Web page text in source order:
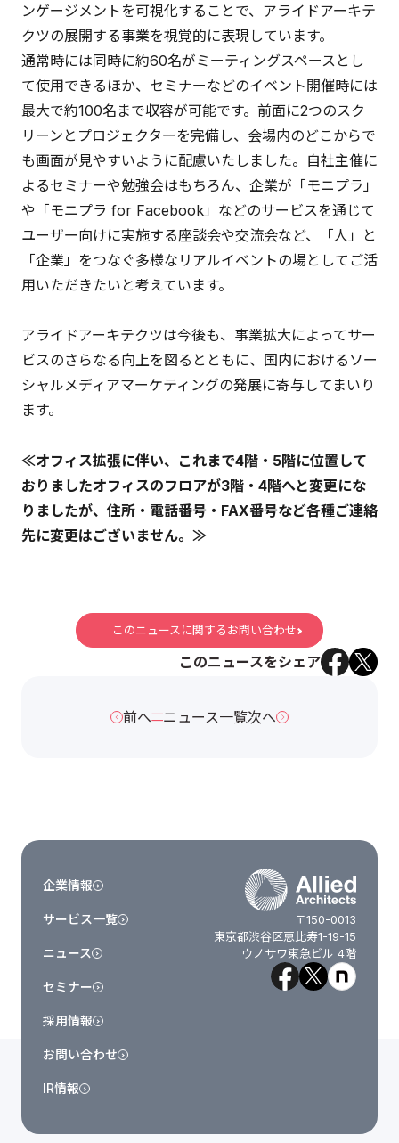
ンゲージメントを可視化することで、アライドアーキテ
クツの展開する事業を視覚的に表現しています。
通常時には同時に約60名がミーティングスペースとし
て使用できるほか、セミナーなどのイベント開催時には
最大で約100名まで収容が可能です。前面に2つのスク
リーンとプロジェクターを完備し、会場内のどこからで
も画面が見やすいように配慮いたしました。自社主催に
よるセミナーや勉強会はもちろん、企業が「モニプラ」
や「モニプラ for Facebook」などのサービスを通じて
ユーザー向けに実施する座談会や交流会など、「人」と
「企業」をつなぐ多様なリアルイベントの場としてご活
用いただきたいと考えています。
アライドアーキテクツは今後も、事業拡大によってサー
ビスのさらなる向上を図るとともに、国内におけるソー
シャルメディアマーケティングの発展に寄与してまいり
ます。
≪オフィス拡張に伴い、これまで4階・5階に位置して
おりましたオフィスのフロアが3階・4階へと変更にな
りましたが、住所・電話番号・FAX番号など各種ご連絡
先に変更はございません。≫
このニュースに関するお問い合わせ
このニュースをシェア
前へ ニュース一覧次へ
〒150-0013
東京都渋谷区恵比寿1-19-15
ウノサワ東急ビル 4階
企業情報
サービス一覧
ニュース
セミナー
採用情報
お問い合わせ
IR情報